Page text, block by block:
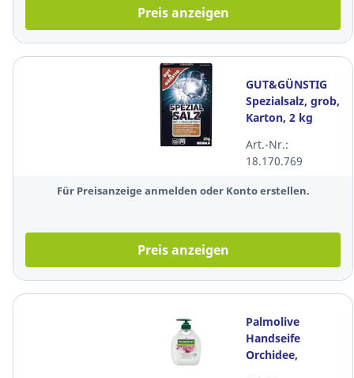
Preis anzeigen
GUT&GÜNSTIG
Spezialsalz, grob,
Karton, 2 kg
Art.-Nr.:
18.170.769
Für Preisanzeige anmelden oder Konto erstellen.
Preis anzeigen
Palmolive
Handseife
Orchidee,